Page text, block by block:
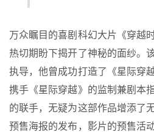
万众瞩目的喜剧科幻大片《穿越
热切期盼下揭开了神秘的面纱。
执导，他曾成功打造了《星际穿
携手《星际穿越》的监制兼剧本
的联手，无疑为这部作品增添了
预售海报的发布，影片的预售活